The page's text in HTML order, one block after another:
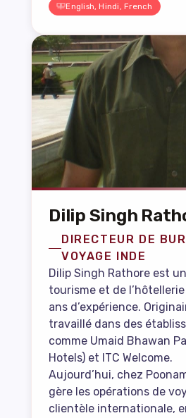
English, Hindi, French
Dilip Singh
DIRECTEUR DE
VOYAGE INDE
Dilip Singh Rathore est
tourisme et de
ans d’expérience.
travaillé dans des
comme Umaid Bhawan
Hotels) et ITC Welcome.
Aujourd’hui, chez
gère les opérations de
clientèle internationale,